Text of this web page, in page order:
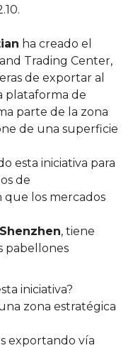
ha creado el
Trading Center,
de exportar al
plataforma de
parte de la zona
de una superficie
esta iniciativa para
de
que los mercados
, tiene
pabellones
iniciativa?
zona estratégica
exportando vía